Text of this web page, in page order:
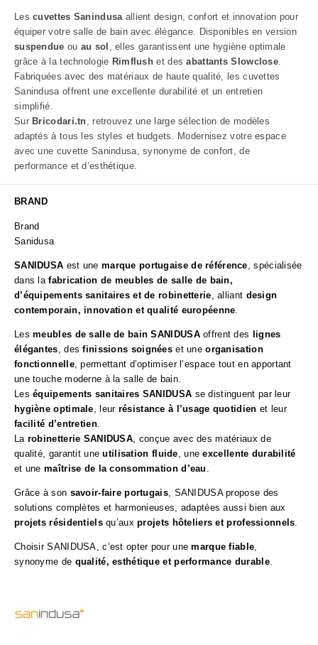
Lescuvettes Sanindusaallient design, confort et innovation pour
équiper votre salle de bain avec élégance. Disponibles en version
suspendue ou au sol , elles garantissent une hygiène optimale
grâce à la technologie Rimflush et desabattants Slowclose.
Fabriquées avec des matériaux de haute qualité, les cuvettes
Sanindusa offrent une excellente durabilité et un entretien
simplifié.
Sur Bricodari.tn, retrouvez une large sélection de modèles
adaptés à tous les styles et budgets. Modernisez votre espace
avec une cuvette Sanindusa, synonyme de confort, de
performance et d’esthétique.
BRAND
Brand
Sanidusa
SANIDUSA est une marque portugaise de référence, spécialisée
dans lafabrication de meubles de salle de bain,
d’équipements sanitaires et de robinetterie, alliant design
contemporain, innovation et qualité européenne.
Lesmeubles de salle de bain SANIDUSAoffrent des
lignes
élégantes, desfinissions soignéeset uneorganisation
fonctionnelle, permettant d’optimiser l’espace tout en apportant
une touche moderne à la salle de bain.
Leséquipements sanitaires SANIDUSA se distinguent par leur
hygiène optimale, leur résistance à l’usage quotidien et leur
facilité d’entretien.
La robinetterie SANIDUSA, conçue avec des matériaux de
qualité, garantit uneutilisation fluide, uneexcellente durabilité
et unemaîtrise de la consommation d’eau .
Grâce à son savoir-faire portugais, SANIDUSA propose des
solutions complètes et harmonieuses, adaptées aussi bien aux
projets résidentielsqu’auxprojets hôteliers et professionnels.
Choisir SANIDUSA, c’est opter pour unemarque fiable,
synonyme de qualité, esthétique et performance durable.